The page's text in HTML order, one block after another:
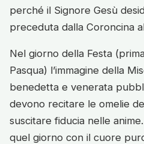
perché il Signore Gesù
preceduta dalla Coroncina
Nel giorno della Festa
Pasqua) l’immagine della
benedetta e venerata
devono recitare le omelie
suscitare fiducia nelle
quel giorno con il cuore